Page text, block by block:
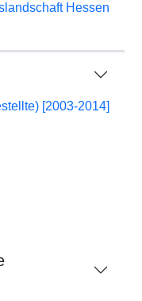
Hessen
[2003-2014]